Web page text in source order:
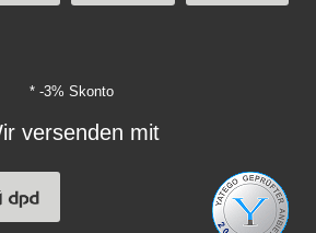
* -3% Skonto
versenden mit